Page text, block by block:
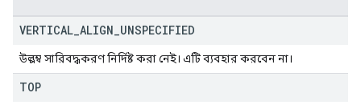
VERTICAL ALIGN UNSPECIFIED
উল্লম্ব সারিবদ্ধকরণ নির্দিষ্ট করা নেই। এটি ব্যবহার করবেন না।
TOP